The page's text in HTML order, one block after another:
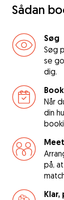
Sådan
Søg
Søg
se
dig.
Når
din
på,
Klar,